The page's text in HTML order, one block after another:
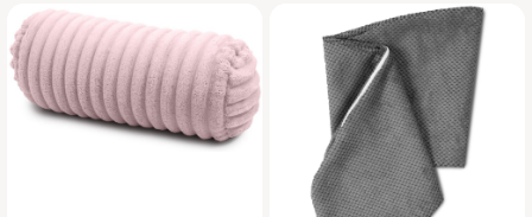
abnehmbarem Bezug
Kissenrollen